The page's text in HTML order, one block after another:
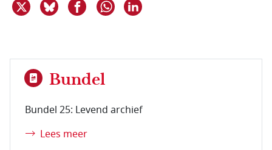
Deel dit item op X
Deel dit item op Bluesky
Deel dit item op Facebook
Delen via WhatsApp
Bundel
Bundel 25: Levend archief
Lees meer